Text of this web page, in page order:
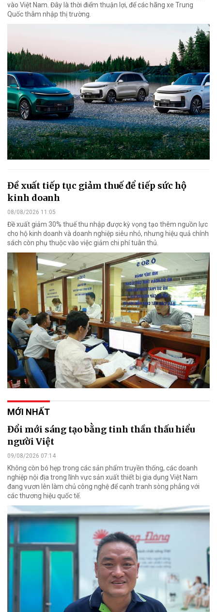
vào Việt Nam. Đây là thời điểm thuận lợi, để các hãng xe Trung
Quốc thâm nhập thị trường.
Đề xuất tiếp tục giảm thuế để tiếp sức hộ
kinh doanh
08/08/2026 11:05
Đề xuất giảm 30% thuế thu nhập được kỳ vọng tạo thêm nguồn lực
cho hộ kinh doanh và doanh nghiệp siêu nhỏ, nhưng hiệu quả chính
sách còn phụ thuộc vào việc giảm chi phí tuân thủ.
MỚI NHẤT
Đổi mới sáng tạo bằng tinh thần thấu hiểu
người Việt
09/08/2026 07:14
Không còn bó hẹp trong các sản phẩm truyền thống, các doanh
nghiệp nội địa trong lĩnh vực sản xuất thiết bị gia dụng Việt Nam
đang vươn lên làm chủ công nghệ để cạnh tranh sòng phẳng với
các thương hiệu quốc tế.